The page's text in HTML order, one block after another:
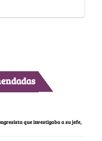
que investigaba a su jefe,